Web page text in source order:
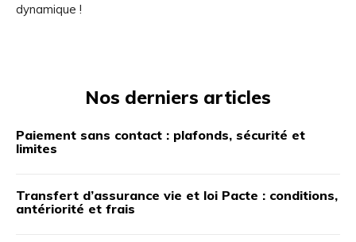
dynamique !
Nos derniers articles
Paiement sans contact : plafonds, sécurité et
limites
Transfert d’assurance vie et loi Pacte : conditions,
antériorité et frais